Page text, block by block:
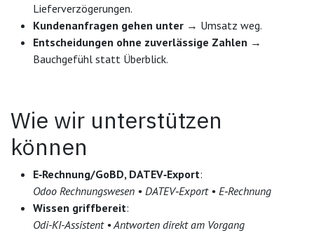
Lieferverzögerungen.
Kundenanfragen gehen unter → Umsatz weg.
Entscheidungen ohne zuverlässige Zahlen →
Bauchgefühl statt Überblick.
Wie wir unterstützen
können
E‑Rechnung/GoBD, DATEV‑Export:
Odoo Rechnungswesen • DATEV‑Export • E‑Rechnung
Wissen griffbereit:
Odi-KI-Assistent • Antworten direkt am Vorgang